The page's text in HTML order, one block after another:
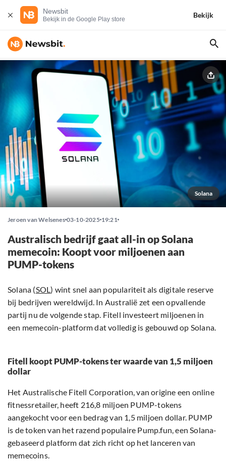
Newsbit
Bekijk in de Google Play store
Bekijk
Solana
Jeroen van Welsenes 03-10-2025 19:21
Australisch bedrijf gaat all-in op Solana
memecoin: Koopt voor miljoenen aan
PUMP-tokens
Solana (SOL) wint snel aan populariteit als digitale reserve
bij bedrijven wereldwijd. In Australië zet een opvallende
partij nu de volgende stap. Fitell investeert miljoenen in
een memecoin-platform dat volledig is gebouwd op Solana.
Fitell koopt PUMP-tokens ter waarde van 1,5 miljoen
dollar
Het Australische Fitell Corporation, van origine een online
fitnessretailer, heeft 216,8 miljoen PUMP-tokens
aangekocht voor een bedrag van 1,5 miljoen dollar. PUMP
is de token van het razend populaire Pump.fun, een Solana-
gebaseerd platform dat zich richt op het lanceren van
memecoins.